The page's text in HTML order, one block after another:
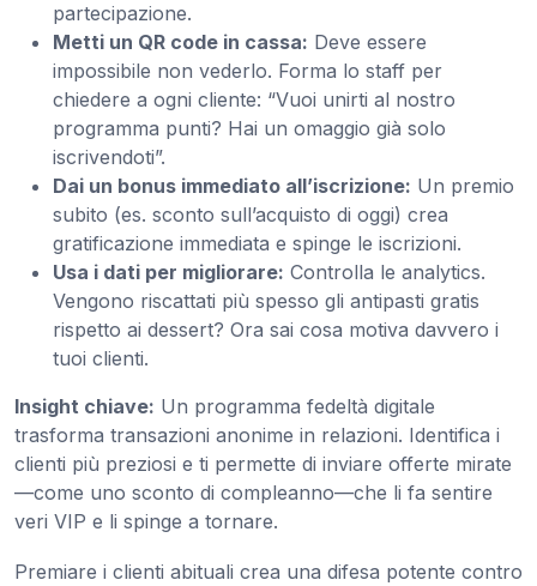
partecipazione.
Metti un QR code in cassa: Deve essere
impossibile non vederlo. Forma lo staff per
chiedere a ogni cliente: “Vuoi unirti al nostro
programma punti? Hai un omaggio già solo
iscrivendoti”.
Dai un bonus immediato all’iscrizione: Un premio
subito (es. sconto sull’acquisto di oggi) crea
gratificazione immediata e spinge le iscrizioni.
Usa i dati per migliorare: Controlla le analytics.
Vengono riscattati più spesso gli antipasti gratis
rispetto ai dessert? Ora sai cosa motiva davvero i
tuoi clienti.
Insight chiave: Un programma fedeltà digitale
trasforma transazioni anonime in relazioni. Identifica i
clienti più preziosi e ti permette di inviare offerte mirate
—come uno sconto di compleanno—che li fa sentire
veri VIP e li spinge a tornare.
Premiare i clienti abituali crea una difesa potente contro